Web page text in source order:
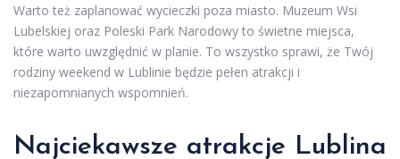
Warto też zaplanować wycieczki poza miasto. Muzeum Wsi
Lubelskiej oraz Poleski Park Narodowy to świetne miejsca,
które warto uwzględnić w planie. To wszystko sprawi, że Twój
rodziny weekend w Lublinie będzie pełen atrakcji i
niezapomnianych wspomnień.
Najciekawsze atrakcje Lublina